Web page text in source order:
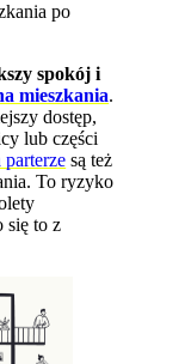
po
spokój i
mieszkania.
dostęp,
lub części
parterze są też
To ryzyko
się to z